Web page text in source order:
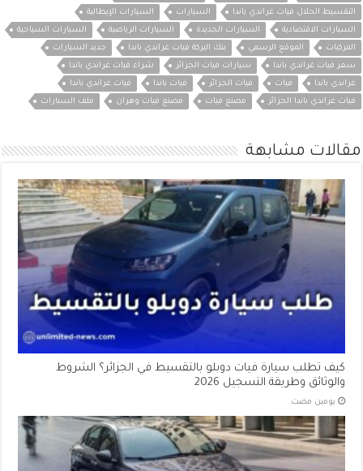
التقسيط الحلال فيات غراندي باندا السيارات
السيارات الإيطالية
السيارات الاقتصادية
السيارات الجديدة السيارات الرياضية
السيارات السياحية
المركبات
الموقع الرسمي بنك البركة فيات غراندي باندا
جديد السيارات
سعر فيات غراندي باندا
سيارات فيات الجزائر
شراء فيات غراندي باندا
غراندي باندا
فيات فيات الجزائر فيات باندا
فيات غراندي باندا
فيات غراندي باندا الجزائر
مصنع فيات مصنع فيات وهران ملف السيارات
مقالات مشابهة
كيف تطلب سيارة فيات دوبلو بالتقسيط في الجزائر؟ الشروط
والوثائق وطريقة التسجيل 2026
‏يومين مضت